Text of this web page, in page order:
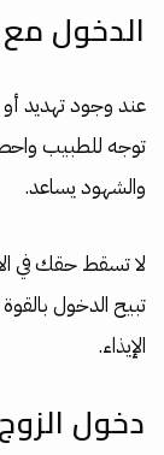
الدخول مع
عند وجود تهديد أو
توجه للطبيب
والشهود يساعد.
لا تسقط حقك في
تبيح الدخول
الإيذاء.
دخول